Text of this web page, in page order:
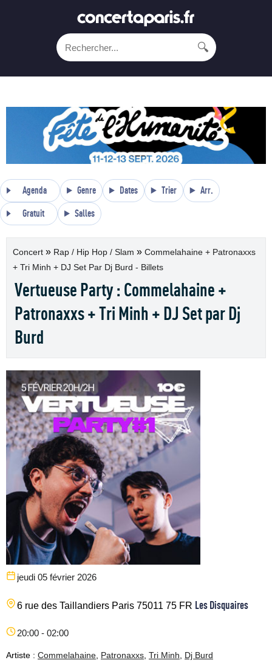
🔍
Agenda Genre Dates Trier Arr.
Gratuit Salles
Concert » Rap / Hip Hop / Slam » Commelahaine + Patronaxxs
+ Tri Minh + DJ Set Par Dj Burd - Billets
Vertueuse Party : Commelahaine +
Patronaxxs + Tri Minh + DJ Set par Dj
Burd
jeudi 05 février 2026
6 rue des Taillandiers Paris 75011 75 FR Les Disquaires
20:00 - 02:00
Artiste : Commelahaine Patronaxxs Tri Minh Dj Burd